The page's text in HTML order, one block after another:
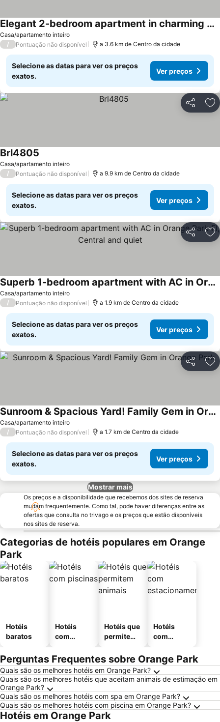
Casa/apartamento inteiro
Elegant 2-bedroom apartment in charming Orange Park with AC
Ver preços
/ Pontuação não disponível a 3.6 km de Centro da cidade
Selecione as datas para ver os preços
exatos.
Ver preços
Partilhar
Casa/apartamento inteiro
Brl4805
/ Pontuação não disponível a 9.9 km de Centro da cidade
Selecione as datas para ver os preços
exatos.
Ver preços
Partilhar
Casa/apartamento inteiro
Superb 1-bedroom apartment with AC in Orange Park Fl, Central and quiet
Ver preços
/ Pontuação não disponível a 1.9 km de Centro da cidade
Selecione as datas para ver os preços
exatos.
Ver preços
Partilhar
Casa/apartamento inteiro
Sunroom & Spacious Yard! Family Gem in Orange Park
Ver preços
/ Pontuação não disponível a 1.7 km de Centro da cidade
Selecione as datas para ver os preços
exatos.
Ver preços
Mostrar mais
Os preços e a disponibilidade que recebemos dos sites de reserva
mudam frequentemente. Como tal, pode haver diferenças entre as
ofertas que consulta no trivago e os preços que estão disponíveis
nos sites de reserva.
Categorias de hotéis populares em Orange
Park
Hotéis
baratos
Hotéis
com
Hotéis que
permitem
Hotéis
com
mento
Perguntas Frequentes sobre Orange Park
Quais são os melhores hotéis em Orange Park?
Quais são os melhores hotéis que aceitam animais de estimação em
Orange Park?
Quais são os melhores hotéis com spa em Orange Park?
Quais são os melhores hotéis com piscina em Orange Park?
Hotéis em Orange Park